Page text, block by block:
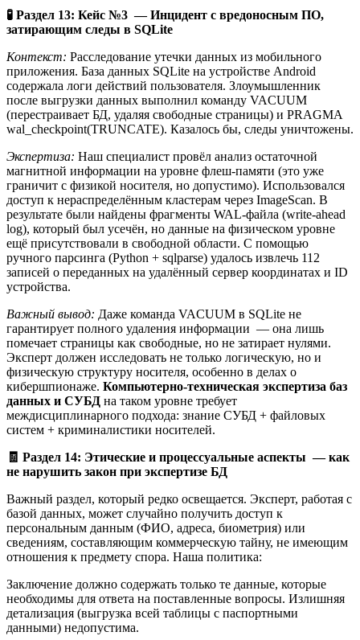
🧪 Раздел 13: Кейс №3 — Инцидент с вредоносным ПО,
затирающим следы в SQLite
Контекст: Расследование утечки данных из мобильного
приложения. База данных SQLite на устройстве Android
содержала логи действий пользователя. Злоумышленник
после выгрузки данных выполнил команду VACUUM
(перестраивает БД, удаляя свободные страницы) и PRAGMA
wal_checkpoint(TRUNCATE). Казалось бы, следы уничтожены.
Экспертиза: Наш специалист провёл анализ остаточной
магнитной информации на уровне флеш-памяти (это уже
граничит с физикой носителя, но допустимо). Использовался
доступ к нераспределённым кластерам через ImageScan. В
результате были найдены фрагменты WAL-файла (write-ahead
log), который был усечён, но данные на физическом уровне
ещё присутствовали в свободной области. С помощью
ручного парсинга (Python + sqlparse) удалось извлечь 112
записей о переданных на удалённый сервер координатах и ID
устройства.
Важный вывод: Даже команда VACUUM в SQLite не
гарантирует полного удаления информации — она лишь
помечает страницы как свободные, но не затирает нулями.
Эксперт должен исследовать не только логическую, но и
физическую структуру носителя, особенно в делах о
кибершпионаже. Компьютерно-техническая экспертиза баз
данных и СУБД на таком уровне требует
междисциплинарного подхода: знание СУБД + файловых
систем + криминалистики носителей.
🧾 Раздел 14: Этические и процессуальные аспекты — как
не нарушить закон при экспертизе БД
Важный раздел, который редко освещается. Эксперт, работая с
базой данных, может случайно получить доступ к
персональным данным (ФИО, адреса, биометрия) или
сведениям, составляющим коммерческую тайну, не имеющим
отношения к предмету спора. Наша политика:
Заключение должно содержать только те данные, которые
необходимы для ответа на поставленные вопросы. Излишняя
детализация (выгрузка всей таблицы с паспортными
данными) недопустима.